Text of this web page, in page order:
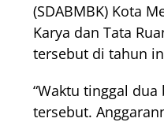
(SDABMBK) Kota
Karya dan Tata
tersebut di tahun
“Waktu tinggal
tersebut.